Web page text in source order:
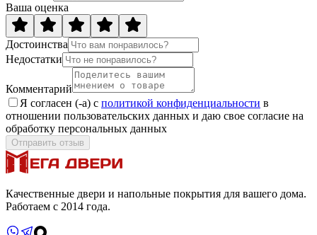
Ваша оценка
Достоинства
Недостатки
Комментарий
Я согласен (-а) с политикой конфиденциальности в
отношении пользовательских данных и даю свое согласие на
обработку персональных данных
Отправить отзыв
Качественные двери и напольные покрытия для вашего дома.
Работаем с 2014 года.